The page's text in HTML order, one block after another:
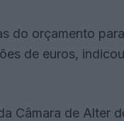
do orçamento
de euros,
Câmara de Alter